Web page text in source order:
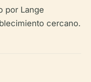
por Lange
cercano.